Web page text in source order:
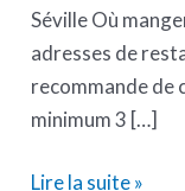
Séville Où
adresses de
recommande de
minimum 3 […]
Lire la suite »